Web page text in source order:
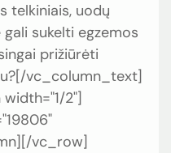
telkiniais, uodų
sukelti egzemos
prižiūrėti
vc_column_text]
2"]
vc_row]